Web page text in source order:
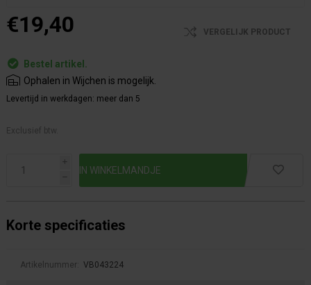
€19,40 VERGELIJK PRODUCT
Bestel artikel.
Ophalen in Wijchen is mogelijk.
Levertijd in werkdagen: meer dan 5
Exclusief btw.
i
h
Korte specificaties
Artikelnummer: VB043224